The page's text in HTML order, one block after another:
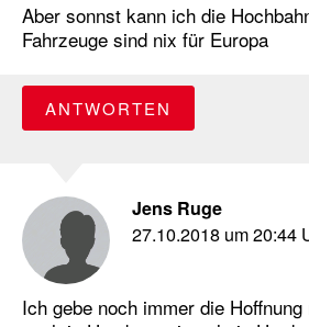
Aber sonnst kann ich die
Fahrzeuge sind nix für Europa
ANTWORTEN
Jens Ruge
27.10.2018 um 20:44
Ich gebe noch immer die